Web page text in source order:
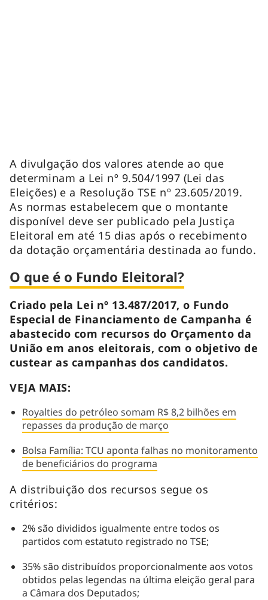
A divulgação dos valores atende ao que
determinam a Lei nº 9.504/1997 (Lei das
Eleições) e a Resolução TSE nº 23.605/2019.
As normas estabelecem que o montante
disponível deve ser publicado pela Justiça
Eleitoral em até 15 dias após o recebimento
da dotação orçamentária destinada ao fundo.
O que é o Fundo Eleitoral?
Criado pela Lei nº 13.487/2017, o Fundo
Especial de Financiamento de Campanha é
abastecido com recursos do Orçamento da
União em anos eleitorais, com o objetivo de
custear as campanhas dos candidatos.
VEJA MAIS:
Royalties do petróleo somam R$ 8,2 bilhões em
repasses da produção de março
Bolsa Família: TCU aponta falhas no monitoramento
de beneficiários do programa
A distribuição dos recursos segue os
critérios:
2% são divididos igualmente entre todos os
partidos com estatuto registrado no TSE;
35% são distribuídos proporcionalmente aos votos
obtidos pelas legendas na última eleição geral para
a Câmara dos Deputados;